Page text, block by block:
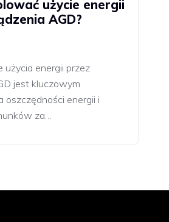
użycie energii
AGD?
użycia energii przez
jest kluczowym
oszczędności energii i
za…